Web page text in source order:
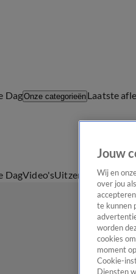
DagOnze categorieën Laatste
DagVideo'sUitzendingen
Jouw
Wij en
over jou
te kunnen
worden
cookies
moment
Cookie-
Diensten